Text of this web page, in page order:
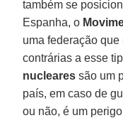
também se
Espanha, o
uma federação
contrárias a esse
nucleares são um
país, em caso de
ou não, é um